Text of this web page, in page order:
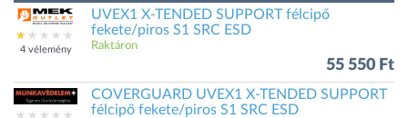
4 vélemény
UVEX1 X-TENDED SUPPORT félcipő
fekete/piros S1 SRC ESD
Raktáron
55 550 Ft
COVERGUARD UVEX1 X-TENDED SUPPORT
félcipő fekete/piros S1 SRC ESD